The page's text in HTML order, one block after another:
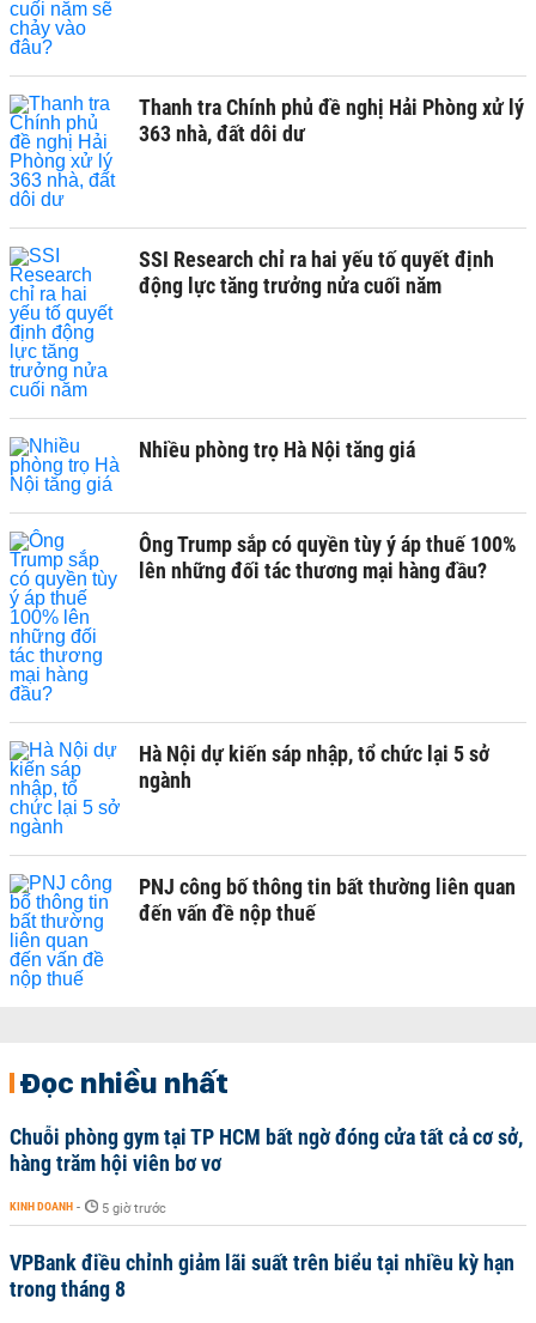
Thanh tra Chính phủ đề nghị Hải Phòng xử lý
363 nhà, đất dôi dư
SSI Research chỉ ra hai yếu tố quyết định
động lực tăng trưởng nửa cuối năm
Nhiều phòng trọ Hà Nội tăng giá
Ông Trump sắp có quyền tùy ý áp thuế 100%
lên những đối tác thương mại hàng đầu?
Hà Nội dự kiến sáp nhập, tổ chức lại 5 sở
ngành
PNJ công bố thông tin bất thường liên quan
đến vấn đề nộp thuế
Đọc nhiều nhất
Chuỗi phòng gym tại TP HCM bất ngờ đóng cửa tất cả cơ sở,
hàng trăm hội viên bơ vơ
KINH DOANH - 5 giờ trước
VPBank điều chỉnh giảm lãi suất trên biểu tại nhiều kỳ hạn
trong tháng 8